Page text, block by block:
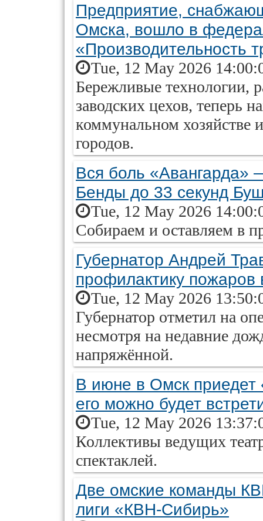
Предприятие,
Омска, вошло в
«Производительность
Tue, 12 May 2026
Бережливые технологии,
заводских цехов, теперь
коммунальном хозяйстве
городов.
Вся боль «Авангарда»
Бенды до 33 секунд
Tue, 12 May 2026
Собираем и оставляем в
Губернатор Андрей
профилактику пожаров
Tue, 12 May 2026
Губернатор отметил на
несмотря на недавние
напряжённой.
В июне в Омск приедет
его можно будет
Tue, 12 May 2026
Коллективы ведущих
спектаклей.
Две омские команды
лиги «КВН-Сибирь»